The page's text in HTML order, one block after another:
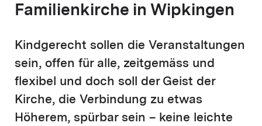
Familienkirche in Wipkingen
Kindgerecht sollen die Veranstaltungen
sein, offen für alle, zeitgemäss und
flexibel und doch soll der Geist der
Kirche, die Verbindung zu etwas
Höherem, spürbar sein – keine leichte